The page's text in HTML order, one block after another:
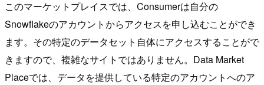
このマーケットプレイスでは、Consumerは自分の
Snowflakeのアカウントからアクセスを申し込むことができ
ます。その特定のデータセット自体にアクセスすることがで
きますので、複雑なサイトではありません。Data Market
Placeでは、データを提供している特定のアカウントへのア